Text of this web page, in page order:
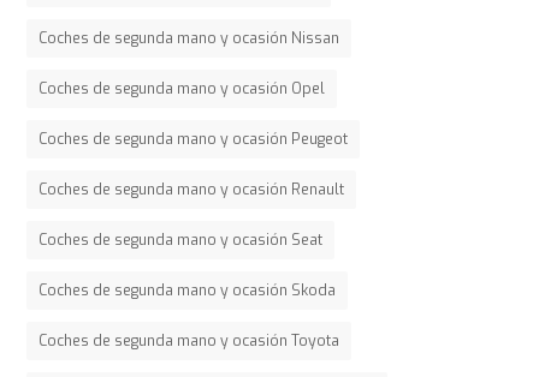
Coches de segunda mano y ocasión Nissan
Coches de segunda mano y ocasión Opel
Coches de segunda mano y ocasión Peugeot
Coches de segunda mano y ocasión Renault
Coches de segunda mano y ocasión Seat
Coches de segunda mano y ocasión Skoda
Coches de segunda mano y ocasión Toyota